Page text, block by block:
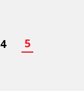
4 5